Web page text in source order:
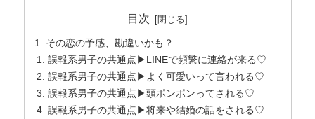
目次
その恋の予感、勘違いかも？
誤報系男子の共通点▶LINEで頻繁に連絡が来る♡
誤報系男子の共通点▶よく可愛いって言われる♡
誤報系男子の共通点▶頭ポンポンってされる♡
誤報系男子の共通点▶将来や結婚の話をされる♡